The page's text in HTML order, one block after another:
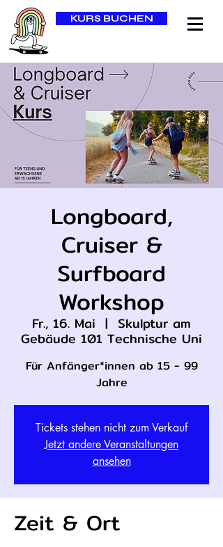
KURS BUCHEN
Longboard,
Cruiser &
Surfboard
Workshop
Fr., 16. Mai
  |
Skulptur am
Gebäude 101 Technische Uni
Für Anfänger*innen ab 15 - 99
Jahre
Tickets stehen nicht zum Verkauf
Jetzt andere Veranstaltungen
ansehen
Zeit & Ort